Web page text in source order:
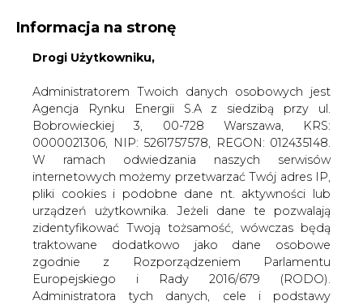
WYDAWCA PORTALU:
WYSOKI KONTRAST
WŁĄCZ CIRE.TV
Informacja na stronę
Drogi Użytkowniku,
Administratorem Twoich danych osobowych jest
Agencja Rynku Energii S.A z siedzibą przy ul.
Bobrowieckiej 3, 00-728 Warszawa, KRS:
0000021306, NIP: 5261757578, REGON: 012435148.
W ramach odwiedzania naszych serwisów
internetowych możemy przetwarzać Twój adres IP,
pliki cookies i podobne dane nt. aktywności lub
urządzeń użytkownika. Jeżeli dane te pozwalają
zidentyfikować Twoją tożsamość, wówczas będą
traktowane dodatkowo jako dane osobowe
zgodnie z Rozporządzeniem Parlamentu
Europejskiego i Rady 2016/679 (RODO).
Administratora tych danych, cele i podstawy